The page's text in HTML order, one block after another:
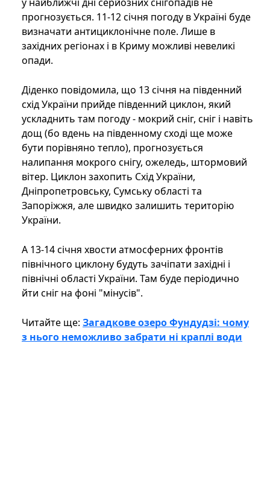
прогнозується. 11-12 січня погоду в Україні буде
визначати антициклонічне поле. Лише в
західних регіонах і в Криму можливі невеликі
опади.
Діденко повідомила, що 13 січня на південний
схід України прийде південний циклон, який
ускладнить там погоду - мокрий сніг, сніг і навіть
дощ (бо вдень на південному сході ще може
бути порівняно тепло), прогнозується
налипання мокрого снігу, ожеледь, штормовий
вітер. Циклон захопить Схід України,
Дніпропетровську, Сумську області та
Запоріжжя, але швидко залишить територію
України.
А 13-14 січня хвости атмосферних фронтів
північного циклону будуть зачіпати західні і
північні області України. Там буде періодично
йти сніг на фоні "мінусів".
Читайте ще: Загадкове озеро Фундудзі: чому
з нього неможливо забрати ні краплі води